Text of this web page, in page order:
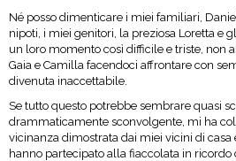
Né posso dimenticare i miei familiari,
nipoti, i miei genitori, la preziosa Loretta e
un loro momento così difficile e triste, non
Gaia e Camilla facendoci affrontare con
divenuta inaccettabile.
Se tutto questo potrebbe sembrare quasi
drammaticamente sconvolgente, mi ha
vicinanza dimostrata dai miei vicini di
hanno partecipato alla fiaccolata in ricordo